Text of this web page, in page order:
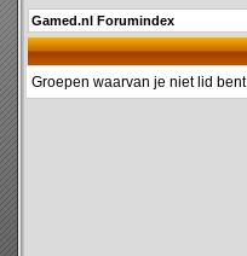
Gamed.nl Forumindex
Groepen waarvan je niet lid bent